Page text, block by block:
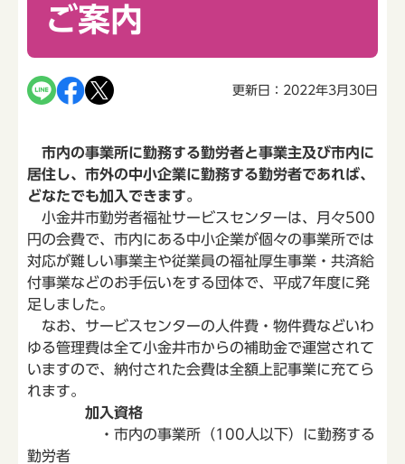
ご案内
更新日：2022年3月30日
市内の事業所に勤務する勤労者と事業主及び市内に
居住し、市外の中小企業に勤務する勤労者であれば、
どなたでも加入できます。
小金井市勤労者福祉サービスセンターは、月々500
円の会費で、市内にある中小企業が個々の事業所では
対応が難しい事業主や従業員の福祉厚生事業・共済給
付事業などのお手伝いをする団体で、平成7年度に発
足しました。
なお、サービスセンターの人件費・物件費などいわ
ゆる管理費は全て小金井市からの補助金で運営されて
いますので、納付された会費は全額上記事業に充てら
れます。
加入資格
・市内の事業所（100人以下）に勤務する
勤労者